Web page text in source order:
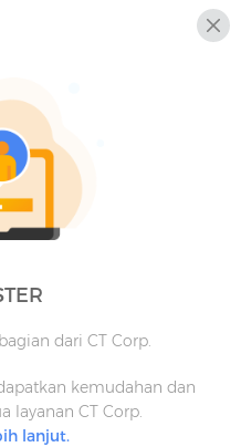
dari CT Corp.
kemudahan dan
layanan CT Corp.
lanjut.